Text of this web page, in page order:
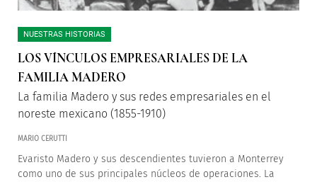
NUESTRAS HISTORIAS
LOS VÍNCULOS EMPRESARIALES DE LA
FAMILIA MADERO
La familia Madero y sus redes empresariales en el
noreste mexicano (1855-1910)
MARIO CERUTTI
Evaristo Madero y sus descendientes tuvieron a Monterrey
como uno de sus principales núcleos de operaciones. La